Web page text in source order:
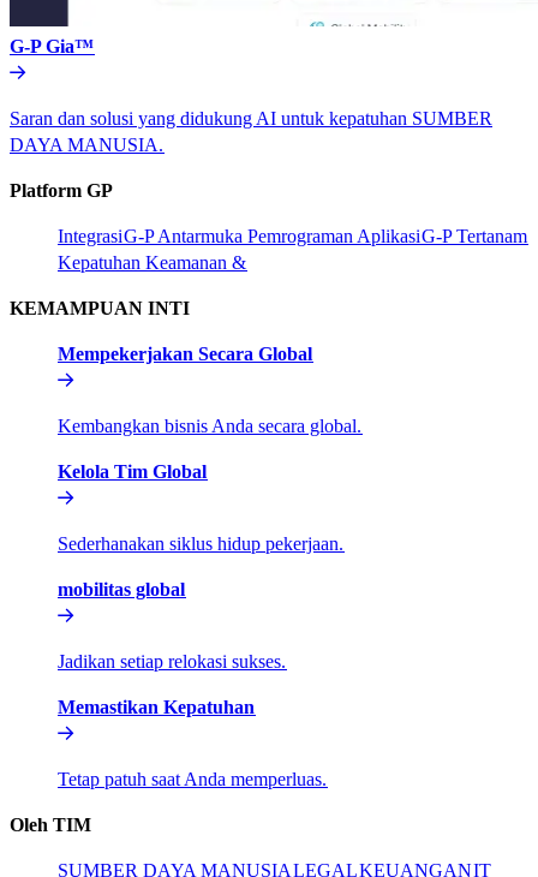
G-P Gia™​​
Saran dan solusi yang didukung AI untuk kepatuhan SUMBER
DAYA MANUSIA.​​
Platform GP​​
Integrasi​​G-P Antarmuka Pemrograman Aplikasi​​G-P Tertanam​​
Kepatuhan Keamanan &​​
KEMAMPUAN INTI​​
Mempekerjakan Secara Global​​
Kembangkan bisnis Anda secara global.​​
Kelola Tim Global​​
Sederhanakan siklus hidup pekerjaan.​​
mobilitas global​​
Jadikan setiap relokasi sukses.​​
Memastikan Kepatuhan​​
Tetap patuh saat Anda memperluas.​​
Oleh TIM​​
SUMBER DAYA MANUSIA​​LEGAL​​KEUANGAN​​IT​​